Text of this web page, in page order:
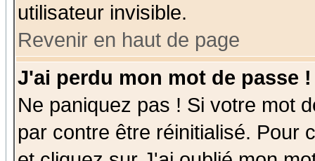
utilisateur invisible.
Revenir en haut de page
J'ai perdu mon mot de passe !
Ne paniquez pas ! Si votre mot
par contre être réinitialisé. Pour